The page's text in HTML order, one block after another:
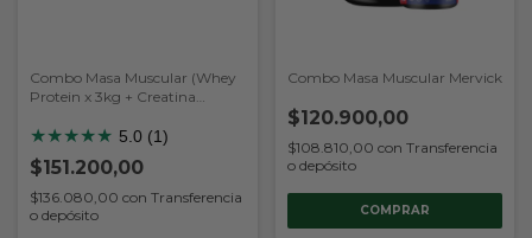
Combo Masa Muscular (Whey
Protein x 3kg + Creatina
★★★★★ 5.0 (1)
$151.200,00
$136.080,00 con Transferencia
o depósito
Combo Masa Muscular Mervick
$120.900,00
$108.810,00 con Transferencia
o depósito
COMPRAR